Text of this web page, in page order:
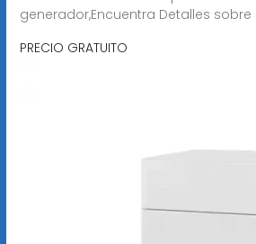
generador,Encuentra Detalles sobre
PRECIO GRATUITO